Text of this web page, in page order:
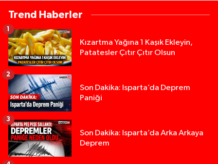
Trend Haberler
Kızartma Yağına 1 Kaşık Ekleyin,
Patatesler Çıtır Çıtır Olsun
1
Son Dakika: Isparta’da Deprem
Paniği
2
Son Dakika: Isparta’da Arka Arkaya
Deprem
3